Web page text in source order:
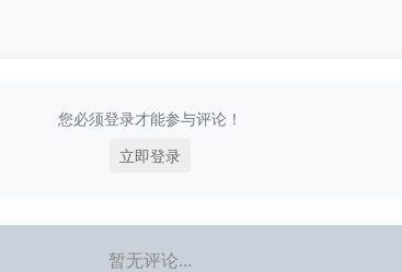
您必须登录才能参与评论！
立即登录
暂无评论...